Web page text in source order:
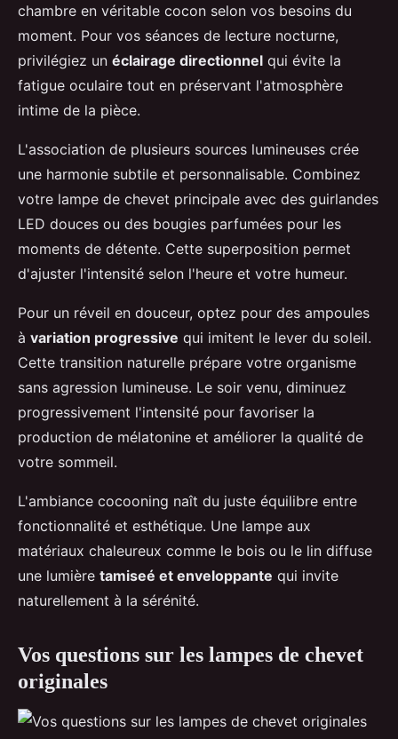
chambre en véritable cocon selon vos besoins du
moment. Pour vos séances de lecture nocturne,
privilégiez un éclairage directionnel qui évite la
fatigue oculaire tout en préservant l'atmosphère
intime de la pièce.
L'association de plusieurs sources lumineuses crée
une harmonie subtile et personnalisable. Combinez
votre lampe de chevet principale avec des guirlandes
LED douces ou des bougies parfumées pour les
moments de détente. Cette superposition permet
d'ajuster l'intensité selon l'heure et votre humeur.
Pour un réveil en douceur, optez pour des ampoules
à variation progressive qui imitent le lever du soleil.
Cette transition naturelle prépare votre organisme
sans agression lumineuse. Le soir venu, diminuez
progressivement l'intensité pour favoriser la
production de mélatonine et améliorer la qualité de
votre sommeil.
L'ambiance cocooning naît du juste équilibre entre
fonctionnalité et esthétique. Une lampe aux
matériaux chaleureux comme le bois ou le lin diffuse
une lumière tamiseé et enveloppante qui invite
naturellement à la sérénité.
Vos questions sur les lampes de chevet
originales